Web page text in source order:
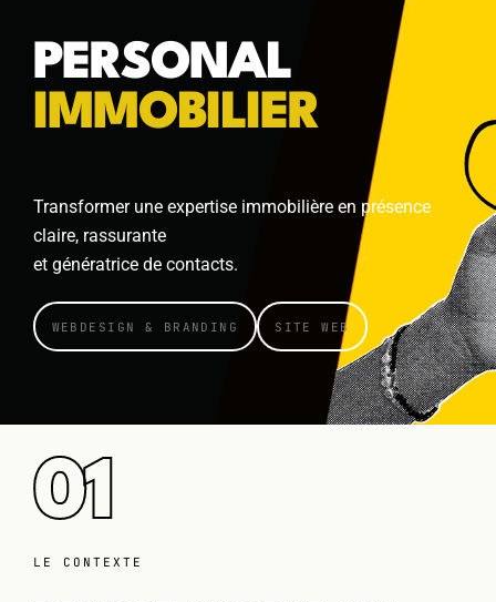
PERSONAL
IMMOBILIER
Transformer une expertise immobilière en présence
claire, rassurante
et génératrice de contacts.
WEBDESIGN & BRANDING SITE WEB
01
LE CONTEXTE